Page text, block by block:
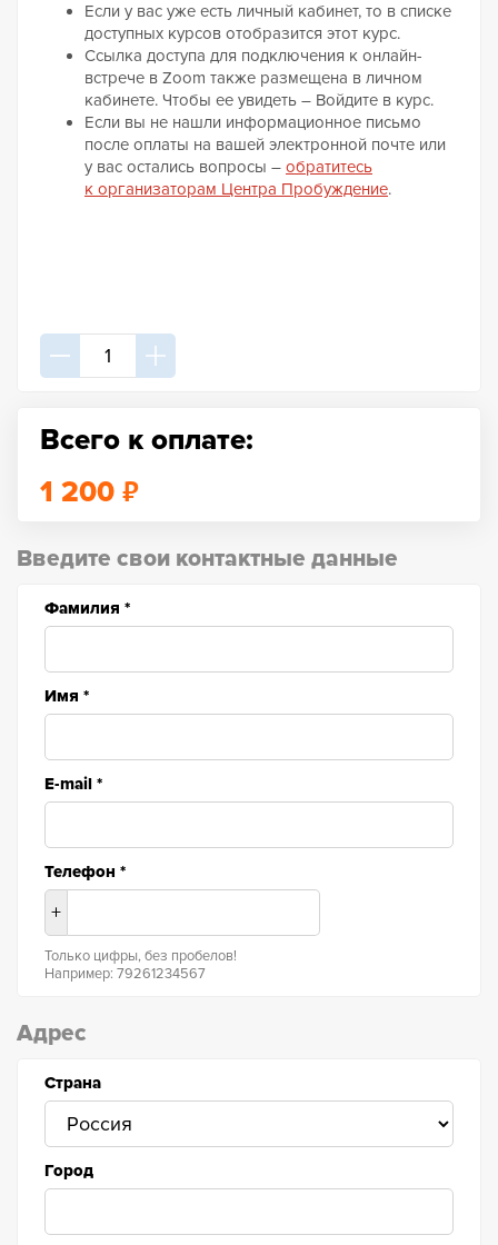
Если у вас уже есть личный кабинет, то в списке
доступных курсов отобразится этот курс.
Ссылка доступа для подключения к онлайн-
встрече в Zoom также размещена в личном
кабинете. Чтобы ее увидеть – Войдите в курс.
Если вы не нашли информационное письмо
после оплаты на вашей электронной почте или
у вас остались вопросы – обратитесь
к организаторам Центра Пробуждение.
Всего к оплате:
1 200 ₽
Введите свои контактные данные
Фамилия *
Имя *
E-mail *
Телефон *
+
Только цифры, без пробелов!
Например: 79261234567
Адрес
Страна
Город